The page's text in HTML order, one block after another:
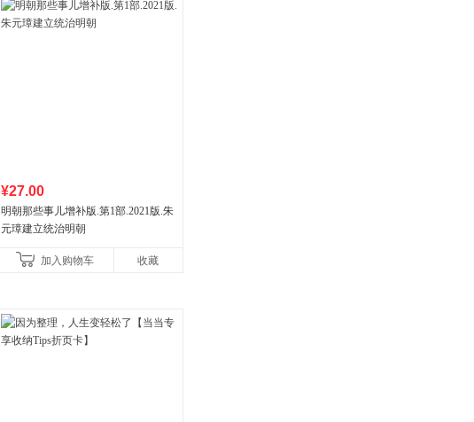
¥27.00
明朝那些事儿增补版.第1部.2021版.朱
元璋建立统治明朝
加入购物车 收藏